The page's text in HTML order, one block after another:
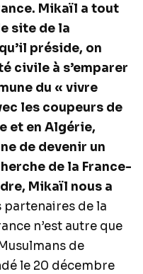
Mikaïl a tout
site de la
préside, on
civile à s’emparer
du « vivre
les coupeurs de
et en Algérie,
de devenir un
de la France-
Mikaïl nous a
partenaires de la
n’est autre que
de
le 20 décembre